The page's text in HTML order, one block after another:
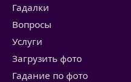
Гадалки
Вопросы
Услуги
Загрузить фото
Гадание по фото